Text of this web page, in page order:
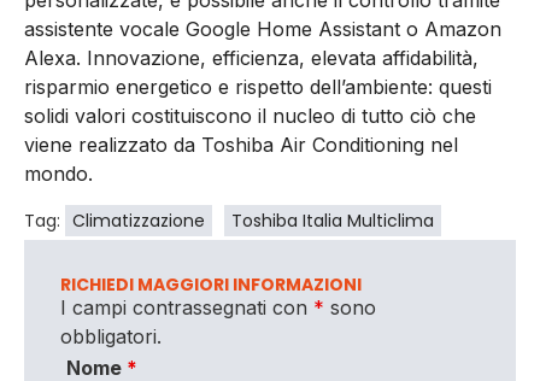
assistente vocale Google Home Assistant o Amazon
Alexa. Innovazione, efficienza, elevata affidabilità,
risparmio energetico e rispetto dell’ambiente: questi
solidi valori costituiscono il nucleo di tutto ciò che
viene realizzato da Toshiba Air Conditioning nel
mondo.
Tag: Climatizzazione Toshiba Italia Multiclima
RICHIEDI MAGGIORI INFORMAZIONI
I campi contrassegnati con * sono
obbligatori.
Nome *